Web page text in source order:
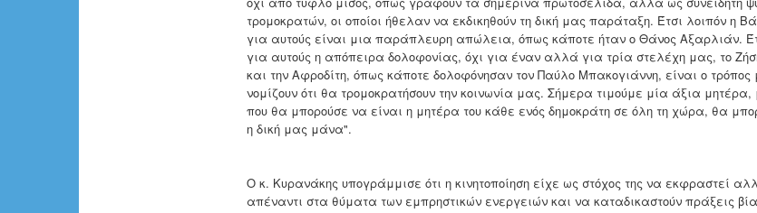
τρομοκρατών, οι οποίοι ήθελαν να εκδικηθούν τη δική μας παράταξη. Έτσι λοιπόν η
για αυτούς είναι μια παράπλευρη απώλεια, όπως κάποτε ήταν ο Θάνος Αξαρλιάν.
για αυτούς η απόπειρα δολοφονίας, όχι για έναν αλλά για τρία στελέχη μας, το
και την Αφροδίτη, όπως κάποτε δολοφόνησαν τον Παύλο Μπακογιάννη, είναι ο τρόπος
νομίζουν ότι θα τρομοκρατήσουν την κοινωνία μας. Σήμερα τιμούμε μία άξια
που θα μπορούσε να είναι η μητέρα του κάθε ενός δημοκράτη σε όλη τη χώρα, θα
η δική μας μάνα".
Ο κ. Κυρανάκης υπογράμμισε ότι η κινητοποίηση είχε ως στόχος της να εκφραστεί
απέναντι στα θύματα των εμπρηστικών ενεργειών και να καταδικαστούν πράξεις